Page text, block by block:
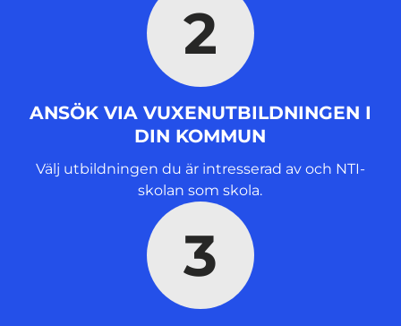
2
ANSÖK VIA VUXENUTBILDNINGEN I
DIN KOMMUN
Välj utbildningen du är intresserad av och NTI-
skolan som skola.
3